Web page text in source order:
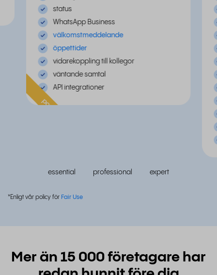
status
WhatsApp Business
välkomstmeddelande
öppettider
vidarekoppling till kollegor
väntande samtal
API integrationer
populär
essential professional expert
*Enligt vår policy för Fair Use
Mer än 15 000 företagare har